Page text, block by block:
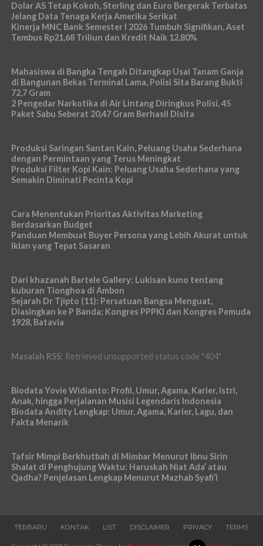
Dolar AS Tetap Kokoh, Sterling dan Euro Bergerak Terbatas
Jelang Data Tenaga Kerja Amerika Serikat
Kinerja MNC Bank Semester I 2026 Tumbuh Signifikan, Aset
Tembus Rp21,68 Triliun dan Kredit Naik 12,80%
Mahasiswa di Bangka Tengah Ditangkap Usai Tanam Ganja
di Bangunan Bekas Terminal Lama, Polisi Sita Barang Bukti
72,7 Gram
2 Pengedar Narkotika di Air Lintang Diringkus Polisi, 45
Paket Sabu Seberat 20,47 Gram Berhasil Disita
Produksi Saringan Santan Kain, Peluang Usaha Sederhana
dengan Permintaan yang Terus Meningkat
Produksi Filter Kopi Kain: Peluang Usaha Sederhana yang
Semakin Diminati Pecinta Kopi
Cara Menentukan Prioritas Aktivitas Marketing
Berdasarkan Budget
Panduan Membuat Buyer Persona yang Lebih Akurat untuk
Iklan yang Tepat Sasaran
Dari khazanah Bartele Gallery: Lukisan kuno tentang
kuburan Tionghoa di Ambon
Sejarah Dr Tjipto (11): Persatuan Bangsa Menguat,
Diasingkan ke P Banda; Kongres PPPKI dan Kongres Pemuda
1928, Batavia
Masalah RSS: Retrieved unsupported status code "404"
Biodata Yovie Widianto: Profil, Umur, Agama, Karier, Istri,
Anak, hingga Perjalanan Musisi Legendaris Indonesia
Biodata Andity Lengkap: Umur, Agama, Karier, Lagu, dan
Fakta Menarik
Tafsir Mimpi Berkhutbah di Mimbar Menurut Ibnu Sirin
Shalat di Penghujung Waktu: Haruskah Niat Ada’ atau
Qadha? Penjelasan Lengkap Menurut Mazhab Syafi’i
TERBARU KONTAK LIST DISCLAIMER PRIVACY TERMS